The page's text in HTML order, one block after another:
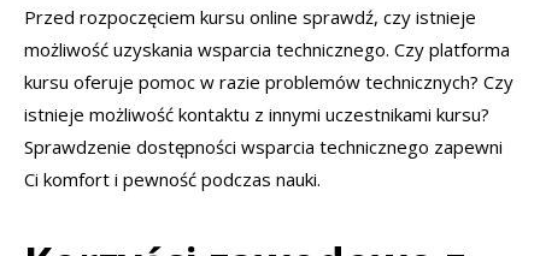
Przed rozpoczęciem kursu online sprawdź, czy istnieje
możliwość uzyskania wsparcia technicznego. Czy platforma
kursu oferuje pomoc w razie problemów technicznych? Czy
istnieje możliwość kontaktu z innymi uczestnikami kursu?
Sprawdzenie dostępności wsparcia technicznego zapewni
Ci komfort i pewność podczas nauki.